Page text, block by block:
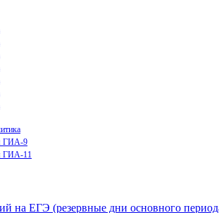
ГИА-9
ГИА-11
на ЕГЭ (резервные дни основного